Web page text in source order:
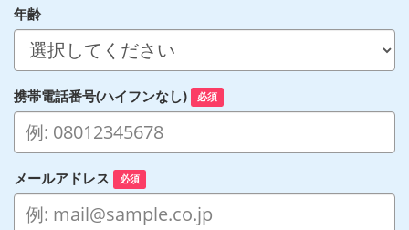
年齢
携帯電話番号(ハイフンなし) 必須
メールアドレス 必須